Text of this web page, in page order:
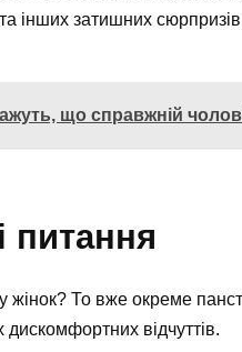
інших затишних
що справжній
питання
жінок? То вже окреме
дискомфортних відчуттів.